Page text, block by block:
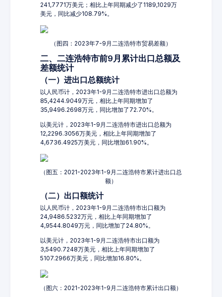
241,7771万美元；相比上年同期减少了1189,1029万
美元，同比减少108.79%。
（图四：2023年7-9月二连浩特市贸易差额）
二、二连浩特市前9月累计出口总额及
差额统计
（一）进出口总额统计
以人民币计，2023年1-9月二连浩特市进出口总额为
85,4244.9049万元，相比上年同期增加了
35,9496.2698万元，同比增加了72.70%。
以美元计，2023年1-9月二连浩特市进出口总额为
12,2296.3056万美元，相比上年同期增加了
4,6736.4925万美元，同比增加61.90%。
（图五：2021-2023年1-9月二连浩特市累计进出口总
额）
（二）出口额统计
以人民币计，2023年1-9月二连浩特市出口额为
24,9486.5232万元，相比上年同期增加了
4,9544.8049万元，同比增加了24.80%。
以美元计，2023年1-9月二连浩特市出口额为
3,5490.7248万美元，相比上年同期增加了
5107.2966万美元，同比增加16.80%。
（图六：2021-2023年1-9月二连浩特市累计出口额）